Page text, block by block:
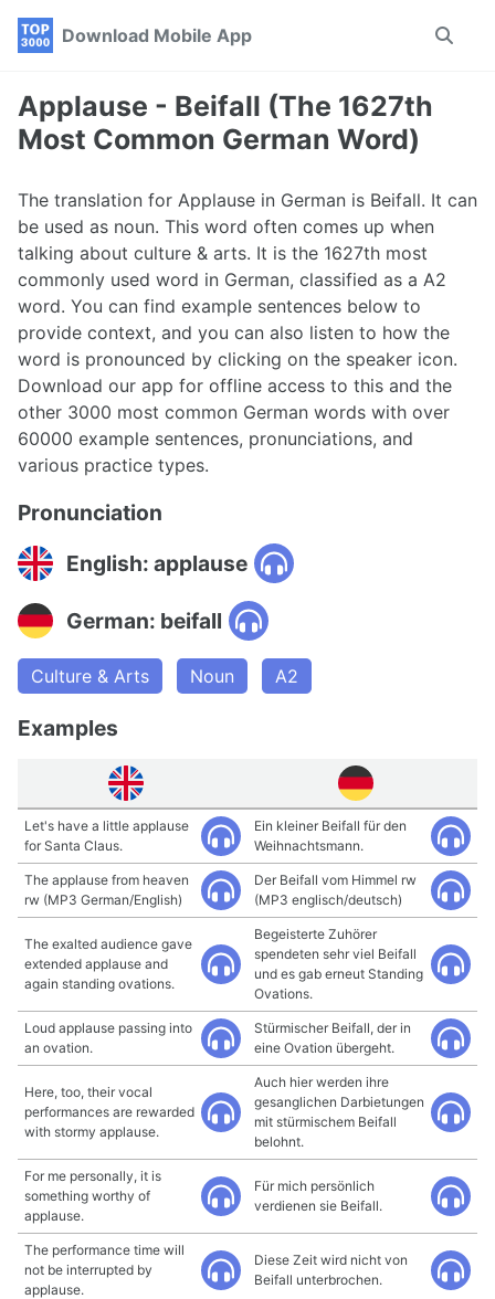
Skip
navigation
Skip
Skip
Download Mobile App
Toggle
Applause - Beifall (The 1627th
Most Common German Word)
The translation for Applause in German is Beifall. It can
be used as noun. This word often comes up when
talking about culture & arts. It is the 1627th most
commonly used word in German, classified as a A2
word. You can find example sentences below to
provide context, and you can also listen to how the
word is pronounced by clicking on the speaker icon.
Download our app for offline access to this and the
other 3000 most common German words with over
60000 example sentences, pronunciations, and
various practice types.
Pronunciation
English: applause
German: beifall
Culture & Arts Noun A2
Examples
Let's have a little applause
for Santa Claus.
Ein kleiner Beifall für den
Weihnachtsmann.
The applause from heaven
rw (MP3 German/English)
Der Beifall vom Himmel rw
(MP3 englisch/deutsch)
The exalted audience gave
extended applause and
again standing ovations.
Begeisterte Zuhörer
spendeten sehr viel Beifall
und es gab erneut Standing
Ovations.
Loud applause passing into
an ovation.
Stürmischer Beifall, der in
eine Ovation übergeht.
Here, too, their vocal
performances are rewarded
with stormy applause.
Auch hier werden ihre
gesanglichen Darbietungen
mit stürmischem Beifall
belohnt.
For me personally, it is
something worthy of
applause.
Für mich persönlich
verdienen sie Beifall.
The performance time will
not be interrupted by
applause.
Diese Zeit wird nicht von
Beifall unterbrochen.